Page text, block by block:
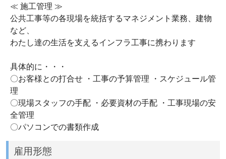
≪ 施工管理 ≫
公共工事等の各現場を統括するマネジメント業務、建物
など、
わたし達の生活を支えるインフラ工事に携わります
具体的に・・・
〇お客様との打合せ ・工事の予算管理 ・スケジュール管
理
〇現場スタッフの手配 ・必要資材の手配 ・工事現場の安
全管理
〇パソコンでの書類作成
雇用形態